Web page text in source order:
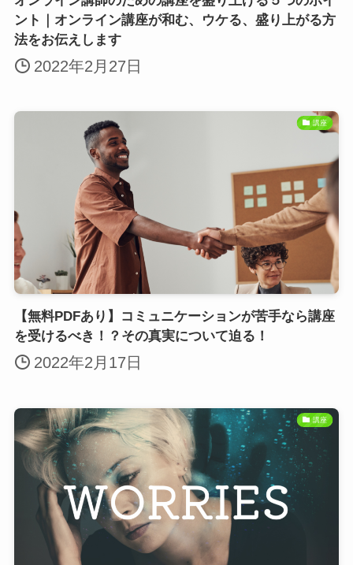
ント｜オンライン講座が和む、ウケる、盛り上がる方
法をお伝えします
2022年2月27日
講座
【無料PDFあり】コミュニケーションが苦手なら講座
を受けるべき！？その真実について迫る！
2022年2月17日
講座